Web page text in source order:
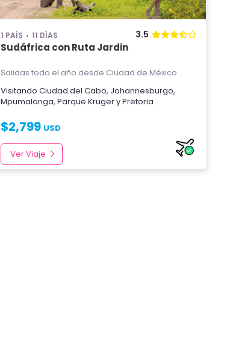
1 PAÍS 11 DÍAS 3.5
Sudáfrica con Ruta Jardin
Salidas todo el año desde Ciudad de México
Visitando Ciudad del Cabo, Johannesburgo,
Mpumalanga, Parque KrugeryPretoria
$2,799 USD
Ver Viaje